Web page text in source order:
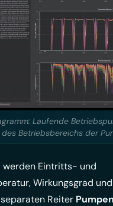
Laufende
des Betriebsbereichs der
werden Eintritts- und
Wirkungsgrad
Reiter